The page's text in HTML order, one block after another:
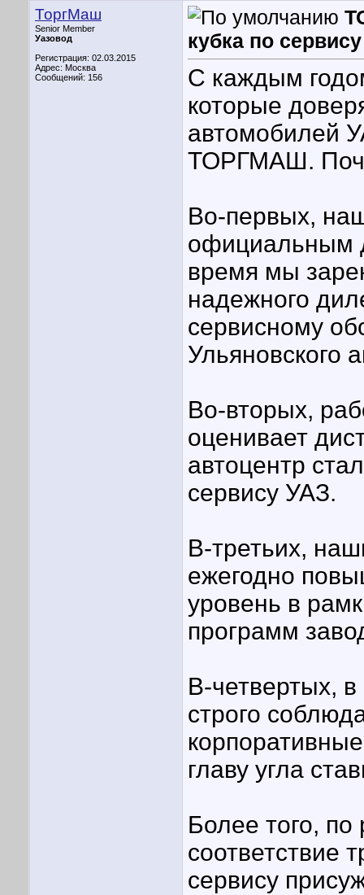
ТоргМаш
Senior Member
Уазовод
Регистрация: 02.03.2015
Адрес: Москва
Сообщений: 156
кубка по
С каждым
которые
автомобилей
ТОРГМАШ.
Во-первых,
официальным
время мы
надежного
сервисному
Ульяновского
Во-вторых,
оценивает
автоцентр
сервису УАЗ.
В-третьих,
ежегодно
уровень в
программ
В-четвертых,
строго
главу угла
Более того, по
соответствие
сервису